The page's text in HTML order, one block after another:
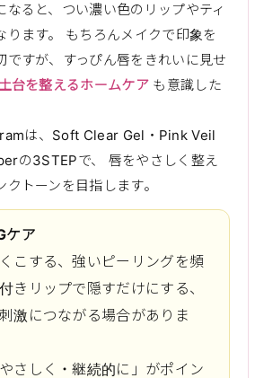
なると、つい濃い色のリップやティ
ります。 もちろんメイクで印象を
ですが、すっぴん唇をきれいに見せ
台を整えるホームケア も意識した
は、Soft Clear Gel・Pink Veil
の3STEPで、 唇をやさしく整え
トーンを目指します。
ケア
こする、強いピーリングを頻
きリップで隠すだけにする、
激につながる場合がありま
さしく・継続的に」がポイン